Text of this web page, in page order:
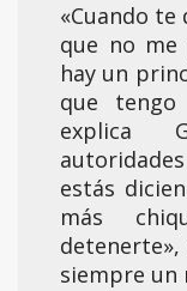
«Cuando te
que no me
hay un
que tengo
explica
estás
más
siempre un